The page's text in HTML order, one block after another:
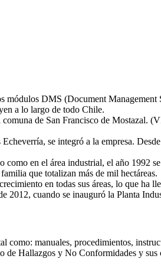
DMS (Document
a lo largo de todo Chile.
de San Francisco de Mostazal.
se integró a la empresa.
en el área industrial, el año 1992
que totalizan más de mil hectáreas.
en todas sus áreas, lo que ha
2012, cuando se inauguró la Planta
manuales, procedimientos,
Hallazgos y No Conformidades y